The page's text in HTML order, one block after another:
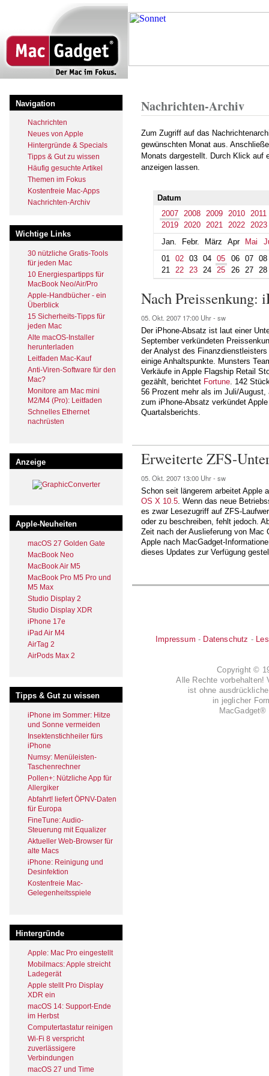
zum
Navigation
Nachrichten
Neues von Apple
Hintergründe & Specials
Tipps & Gut zu wissen
Häufig gesuchte Artikel
Themen im Fokus
Kostenfreie Mac-Apps
Nachrichten-Archiv
Wichtige Links
30 nützliche Gratis-Tools
für jeden Mac
10 Energiespartipps für
MacBook Neo/Air/Pro
Apple-Handbücher - ein
Überblick
15 Sicherheits-Tipps für
jeden Mac
Alte macOS-Installer
herunterladen
Leitfaden Mac-Kauf
Anti-Viren-Software für den
Mac?
Monitore am Mac mini
M2/M4 (Pro): Leitfaden
Schnelles Ethernet
nachrüsten
Anzeige
Apple-Neuheiten
macOS 27 Golden Gate
MacBook Neo
MacBook Air M5
MacBook Pro M5 Pro und
M5 Max
Studio Display 2
Studio Display XDR
iPhone 17e
iPad Air M4
AirTag 2
AirPods Max 2
Tipps & Gut zu wissen
iPhone im Sommer: Hitze
und Sonne vermeiden
Insektenstichheiler fürs
iPhone
Numsy: Menüleisten-
Taschenrechner
Pollen+: Nützliche App für
Allergiker
Abfahrt! liefert ÖPNV-Daten
für Europa
FineTune: Audio-
Steuerung mit Equalizer
Aktueller Web-Browser für
alte Macs
iPhone: Reinigung und
Desinfektion
Kostenfreie Mac-
Gelegenheitsspiele
Hintergründe
Apple: Mac Pro eingestellt
Mobilmacs: Apple streicht
Ladegerät
Apple stellt Pro Display
XDR ein
macOS 14: Support-Ende
im Herbst
Computertastatur reinigen
Wi-Fi 8 verspricht
zuverlässigere
Verbindungen
macOS 27 und Time
Nachrichten-Archiv
Zum Zugriff auf das
gewünschten Monat aus.
Monats dargestellt. Durch Klick auf
anzeigen lassen.
Datum
2007
2008 2009 2010
2011
2019
2020 2021 2022
2023
Jan.
Febr. März Apr Mai
01
02 03 04 05 06 07
08
21
22 23 24 25 26 27 28
Nach Preissenkung:
05. Okt. 2007 17:00 Uhr - sw
Der iPhone-Absatz ist laut einer
September verkündeten
der Analyst des
einige Anhaltspunkte. Munsters
Verkäufe in Apple Flagship Retail
gezählt, berichtet Fortune. 142
56 Prozent mehr als im Juli/
zum iPhone-Absatz verkündet
Quartalsberichts.
Erweiterte ZFS-
05. Okt. 2007 13:00 Uhr - sw
Schon seit längerem arbeitet Apple
OS X 10.5 . Wenn das neue
es zwar Lesezugriff auf ZFS-
oder zu beschreiben, fehlt jedoch.
Zeit nach der Auslieferung von Mac
Apple nach MacGadget-
dieses Updates zur Verfügung
Impressum - Datenschutz -
Copyright ©
Alle Rechte vorbehalten!
ist ohne
in jeglicher
MacGadget®